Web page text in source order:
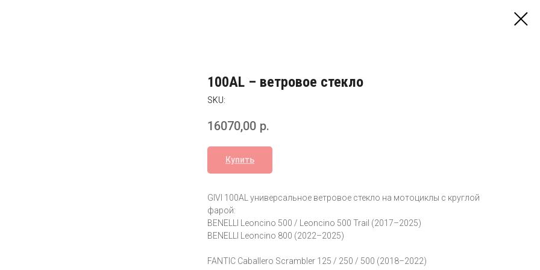
100AL – ветровое стекло
SKU:
16070,00 р.
Купить
GIVI 100AL универсальное ветровое стекло на мотоциклы с круглой
фарой:
BENELLI Leoncino 500 / Leoncino 500 Trail (2017–2025)
BENELLI Leoncino 800 (2022–2025)
FANTIC Caballero Scrambler 125 / 250 / 500 (2018–2022)